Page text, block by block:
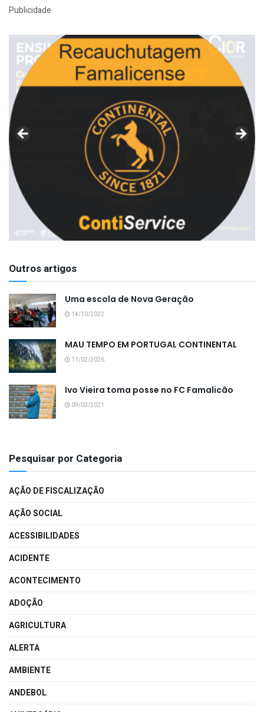
Publicidade
Outros artigos
Uma escola de Nova Geração
14/10/2022
MAU TEMPO EM PORTUGAL CONTINENTAL
11/02/2026
Ivo Vieira toma posse no FC Famalicão
09/03/2021
Pesquisar por Categoria
AÇÃO DE FISCALIZAÇÃO
AÇÃO SOCIAL
ACESSIBILIDADES
ACIDENTE
ACONTECIMENTO
ADOÇÃO
AGRICULTURA
ALERTA
AMBIENTE
ANDEBOL